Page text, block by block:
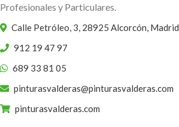
Profesionales y Particulares.
Calle Petróleo, 3, 28925 Alcorcón, Madrid
912 19 47 97
689 33 81 05
pinturasvalderas@pinturasvalderas.com
pinturasvalderas.com